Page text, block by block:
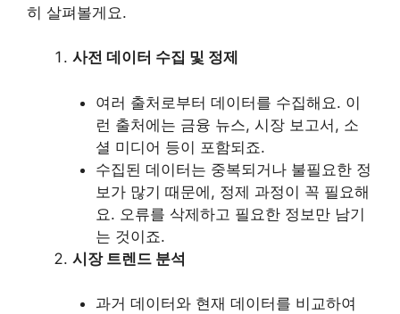
히 살펴볼게요.
사전 데이터 수집 및 정제
여러 출처로부터 데이터를 수집해요. 이
런 출처에는 금융 뉴스, 시장 보고서, 소
셜 미디어 등이 포함되죠.
수집된 데이터는 중복되거나 불필요한 정
보가 많기 때문에, 정제 과정이 꼭 필요해
요. 오류를 삭제하고 필요한 정보만 남기
는 것이죠.
시장 트렌드 분석
과거 데이터와 현재 데이터를 비교하여